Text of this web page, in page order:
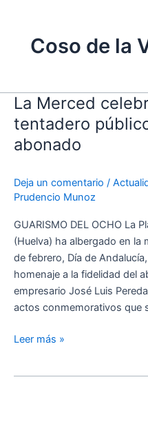
Coso de la
La Merced
tentadero
abonado
Deja un comentario /
Prudencio Munoz
GUARISMO DEL OCHO La
(Huelva) ha albergado en la
de febrero, Día de
homenaje a la fidelidad del
empresario José Luis
actos conmemorativos que
La
Merced
celebró
con
un
tentadero
homenaje
abonado
Leer más »